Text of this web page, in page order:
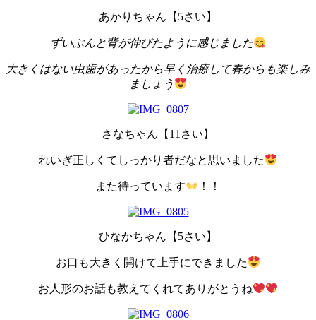
あかりちゃん【5さい】
ずいぶんと背が伸びたように感じました
大きくはない虫歯があったから早く治療して春からも楽しみ
ましょう
さなちゃん【11さい】
れいぎ正しくてしっかり者だなと思いました
また待っています ！！
ひなかちゃん【5さい】
お口も大きく開けて上手にできました
お人形のお話も教えてくれてありがとうね